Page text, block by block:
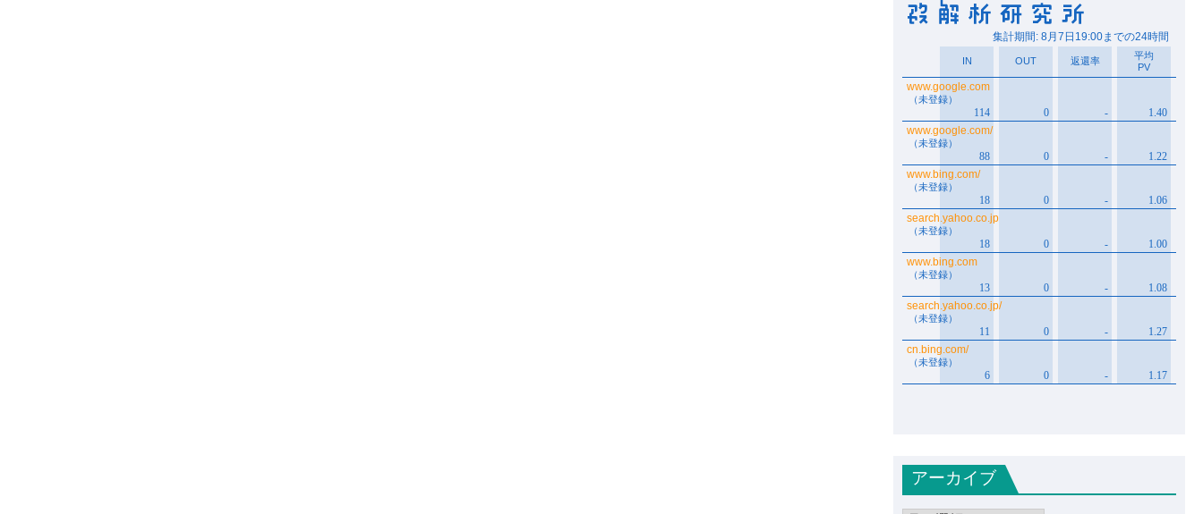
アーカイブ